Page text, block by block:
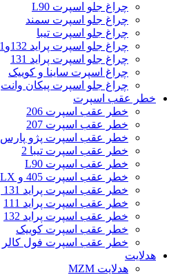
چراغ جلو اسپرت L90
چراغ جلو اسپرت سمند
چراغ جلو اسپرت تیبا
چراغ جلو اسپرت پراید 132و111
چراغ جلو اسپرت پراید 131
چراغ اسپرت ساینا و کوییک
چراغ جلو اسپرت پیکان وانت
خطر عقب اسپرت
خطر عقب اسپرت 206
خطر عقب اسپرت 207
خطر عقب اسپرت پژو پارس
خطر عقب اسپرت تیبا 2
خطر عقب اسپرت L90
خطر عقب اسپرت 405 و SLX
خطر عقب اسپرت پراید 131 و GTX
خطر عقب اسپرت پراید 111
خطر عقب اسپرت پراید 132
خطر عقب اسپرت کوییک
خطر عقب اسپرت فول کالر
هدلایت
هدلایت MZM